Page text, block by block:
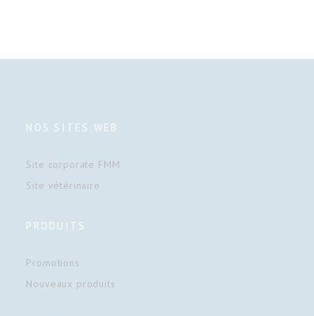
NOS SITES WEB
Site corporate FMM
Site vétérinaire
PRODUITS
Promotions
Nouveaux produits